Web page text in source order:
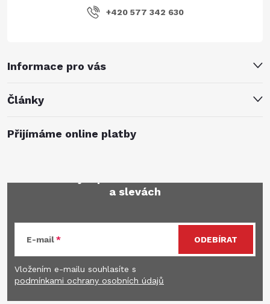
Informace pro vás
Články
+420 577 342 630
Přijímáme online platby
a slevách
E-mail
Vložením e-mailu souhlasíte s
podmínkami ochrany osobních údajů
ODEBÍRAT